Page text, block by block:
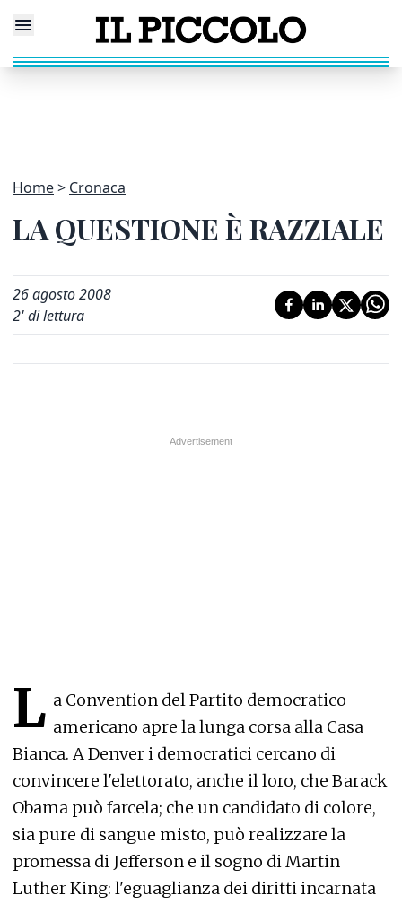
Home Cronaca
LA QUESTIONE È RAZZIALE
26 agosto 2008
2' di lettura
L a Convention del Partito democratico
americano apre la lunga corsa alla Casa
Bianca. A Denver i democratici cercano di
convincere l'elettorato, anche il loro, che Barack
Obama può farcela; che un candidato di colore,
sia pure di sangue misto, può realizzare la
promessa di Jefferson e il sogno di Martin
Luther King: l'eguaglianza dei diritti incarnata